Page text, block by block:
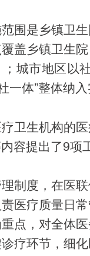
围是乡镇卫
盖乡镇卫生
；城市地区
一体”整体纳
卫生机构的
容提出了9项
制度，在医
医疗质量日
点，对全体
疗环节，细